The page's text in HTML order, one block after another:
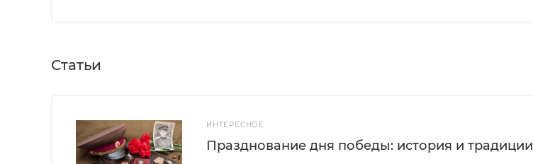
Статьи
ИНТЕРЕСНОЕ
Празднование дня победы: история и традиции